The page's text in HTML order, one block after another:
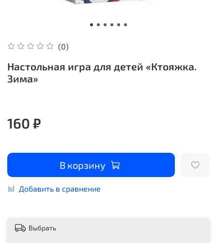
(0)
Настольная игра для детей «Ктояжка.
Зима»
160 ₽
В корзину
Добавить в сравнение
Выбрать